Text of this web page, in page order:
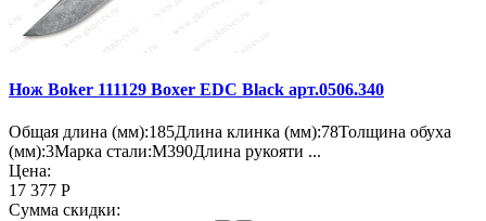
Нож Boker 111129 Boxer EDC Black арт.0506.340
Общая длина (мм):185Длина клинка (мм):78Толщина обуха
(мм):3Марка стали:M390Длина рукояти ...
Цена:
17 377 Р
Сумма скидки: